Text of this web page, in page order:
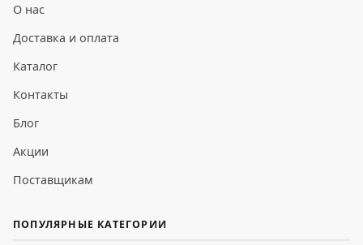
О нас
Доставка и оплата
Каталог
Контакты
Блог
Акции
Поставщикам
ПОПУЛЯРНЫЕ КАТЕГОРИИ